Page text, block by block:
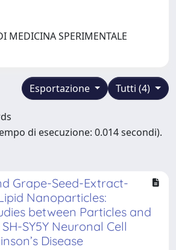
MEDICINA SPERIMENTALE
Tutti (4)
Esportazione
di esecuzione: 0.014 secondi).
Grape-Seed-Extract-
Nanoparticles:
between Particles and
SY5Y Neuronal Cell
Disease